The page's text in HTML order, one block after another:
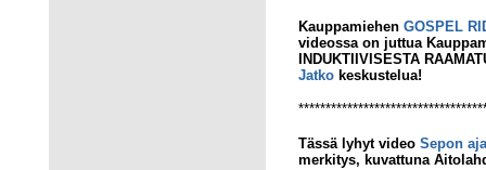
Kauppamiehen GOSPEL
videossa on juttua
INDUKTIIVISESTA
Jatko keskustelua!
Tässä lyhyt video Sepon
merkitys, kuvattuna